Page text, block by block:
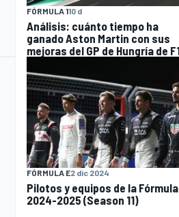
FÓRMULA 110 d
Análisis: cuánto tiempo ha
ganado Aston Martin con sus
mejoras del GP de Hungría de
FÓRMULA E2 dic 2024
Pilotos y equipos de la Fórmula
2024-2025 (Season 11)